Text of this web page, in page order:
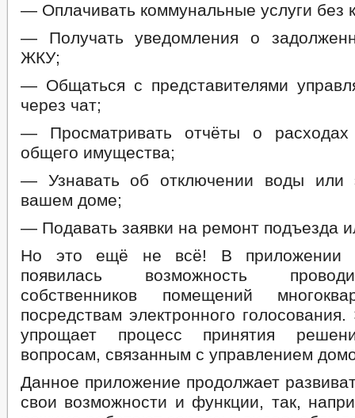
— Оплачивать коммунальные услуги без
— Получать уведомления о
ЖКУ;
— Общаться с представителями
через чат;
— Просматривать отчёты о
общего имущества;
— Узнавать об отключении воды или
вашем доме;
— Подавать заявки на ремонт подъезда
Но это ещё не всё! В приложении
появилась возможность
собственников помещений
посредствам электронного
упрощает процесс принятия
вопросам, связанным с управлением
Данное приложение продолжает
свои возможности и функции, так,